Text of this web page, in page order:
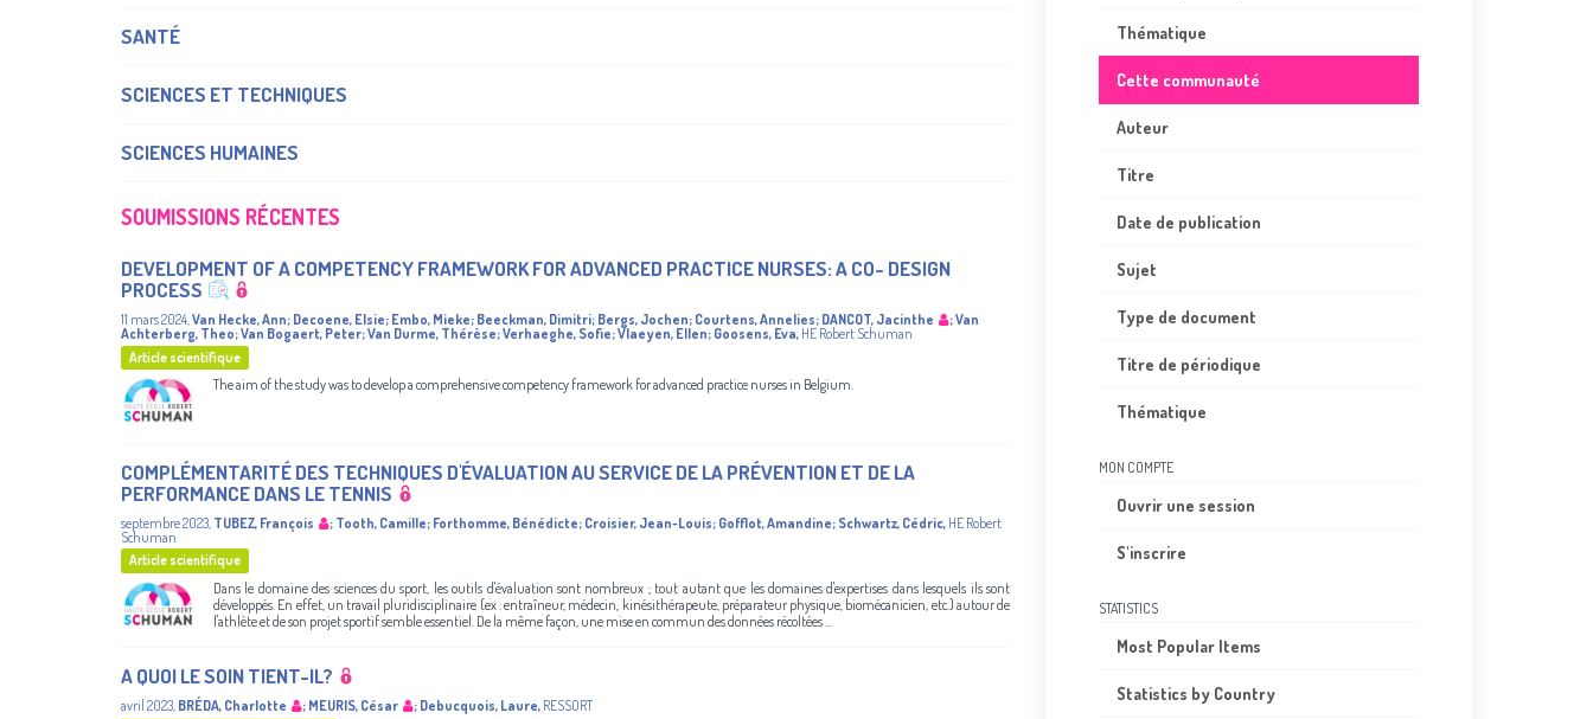
SANTÉ
SCIENCES ET TECHNIQUES
SCIENCES HUMAINES
SOUMISSIONS RÉCENTES
DEVELOPMENT OF A COMPETENCY FRAMEWORK FOR ADVANCED PRACTICE NURSES: A CO- DESIGN
PROCESS
11 mars 2024,Van Hecke, Ann; Decoene, Elsie; Embo, Mieke; Beeckman, Dimitri; Bergs, Jochen; Courtens, Annelies; DANCOT, Jacinthe ;Van
Achterberg, Theo;Van Bogaert, Peter;Van Durme, Thérèse;Verhaeghe, Sofie;Vlaeyen, Ellen; Goosens, Eva, HE Robert Schuman
Article scientifique
The aim of the study was to develop a comprehensive competency framework for advanced practice nurses in Belgium.
COMPLÉMENTARITÉ DES TECHNIQUES D'ÉVALUATION AU SERVICE DE LA PRÉVENTION ET DE LA
PERFORMANCE DANS LE TENNIS
septembre 2023 TUBEZ, François ; Tooth, Camille; Forthomme, Bénédicte; Croisier, Jean-Louis; Gofflot, Amandine; Schwartz, Cédric, HE Robert
Schuman
Article scientifique
Dans le domaine des sciences du sport, les outils d'évaluation sont nombreux ; tout autant que les domaines d'expertises dans lesquels ils sont
développés. En effet, un travail pluridisciplinaire (ex : entraîneur, médecin, kinésithérapeute, préparateur physique, biomécanicien, etc.) autour de
l'athlète et de son projet sportif semble essentiel. De la même façon, une mise en commun des données récoltées ...
A QUOI LE SOIN TIENT-IL?
avril 2023 BRÉDA, Charlotte ; MEURIS, César ; Debucquois, Laure, RESSORT
Thématique
Cette communauté
Auteur
Titre
Date de publication
Sujet
Type de document
Titre de périodique
Thématique
MON COMPTE
Ouvrir une session
S'inscrire
STATISTICS
Most Popular Items
Statistics by Country